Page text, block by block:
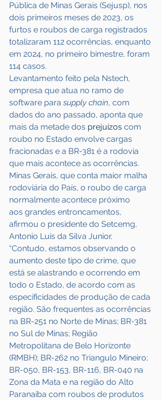
Pública de Minas Gerais (Sejusp), nos
dois primeiros meses de 2023, os
furtos e roubos de carga registrados
totalizaram 112 ocorrências, enquanto
em 2024, no primeiro bimestre, foram
114 casos.
Levantamento feito pela Nstech,
empresa que atua no ramo de
software para supply chain, com
dados do ano passado, aponta que
mais da metade dos prejuízos com
roubo no Estado envolve cargas
fracionadas e a BR-381 é a rodovia
que mais acontece as ocorrências.
Minas Gerais, que conta maior malha
rodoviária do País, o roubo de carga
normalmente acontece próximo
aos grandes entroncamentos,
afirmou o presidente do Setcemg,
Antonio Luis da Silva Junior.
“Contudo, estamos observando o
aumento deste tipo de crime, que
está se alastrando e ocorrendo em
todo o Estado, de acordo com as
especificidades de produção de cada
região. São frequentes as ocorrências
na BR-251 no Norte de Minas; BR-381
no Sul de Minas; Região
Metropolitana de Belo Horizonte
(RMBH); BR-262 no Triangulo Mineiro;
BR-050, BR-153, BR-116, BR-040 na
Zona da Mata e na região do Alto
Paranaíba com roubos de produtos